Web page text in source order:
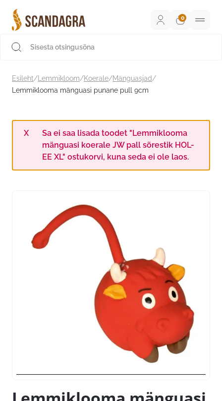
sisu
juurde
Esileht/ Lemmikloom/Koerale/Mänguasjad/
Lemmiklooma mänguasi punane pull 9cm
Sa ei saa lisada toodet "Lemmiklooma
mänguasi koerale JW pall sõrestik HOL-
EE XL" ostukorvi, kuna seda ei ole laos.